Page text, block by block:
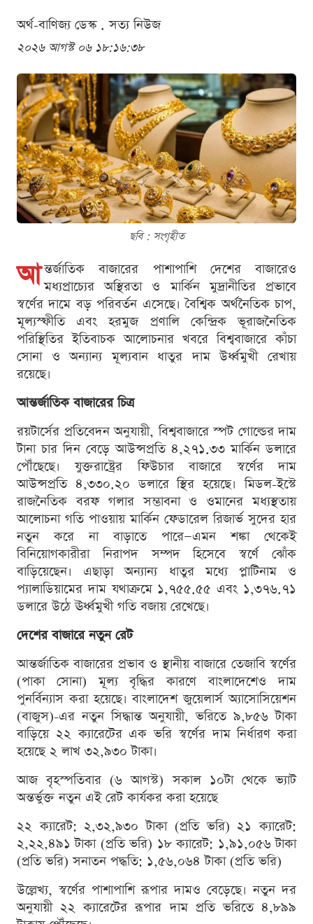
অর্থ-বাণিজ্য ডেস্ক . সত্য নিউজ
২০২৬ আগস্ট ০৬ ১৮:১৬:৩৮
ছবি : সংগৃহীত
আ ন্তর্জাতিক বাজারের পাশাপাশি দেশের বাজারেও
মধ্যপ্রাচ্যের অস্থিরতা ও মার্কিন মুদ্রানীতির প্রভাবে
স্বর্ণের দামে বড় পরিবর্তন এসেছে। বৈশ্বিক অর্থনৈতিক চাপ,
মূল্যস্ফীতি এবং হরমুজ প্রণালি কেন্দ্রিক ভূরাজনৈতিক
পরিস্থিতির ইতিবাচক আলোচনার খবরে বিশ্ববাজারে কাঁচা
সোনা ও অন্যান্য মূল্যবান ধাতুর দাম উর্ধ্বমুখী রেখায়
রয়েছে।
আন্তর্জাতিক বাজারের চিত্র
রয়টার্সের প্রতিবেদন অনুযায়ী, বিশ্ববাজারে স্পট গোল্ডের দাম
টানা চার দিন বেড়ে আউন্সপ্রতি ৪,২৭১.৩৩ মার্কিন ডলারে
পৌঁছেছে। যুক্তরাষ্ট্রের ফিউচার বাজারে স্বর্ণের দাম
আউন্সপ্রতি ৪,৩৩০.২০ ডলারে স্থির হয়েছে। মিডল-ইস্টে
রাজনৈতিক বরফ গলার সম্ভাবনা ও ওমানের মধ্যস্থতায়
আলোচনা গতি পাওয়ায় মার্কিন ফেডারেল রিজার্ভ সুদের হার
নতুন করে না বাড়াতে পারে—এমন শঙ্কা থেকেই
বিনিয়োগকারীরা নিরাপদ সম্পদ হিসেবে স্বর্ণে ঝোঁক
বাড়িয়েছেন। এছাড়া অন্যান্য ধাতুর মধ্যে প্লাটিনাম ও
প্যালাডিয়ামের দাম যথাক্রমে ১,৭৫৫.৫৫ এবং ১,৩৭৬.৭১
ডলারে উঠে ঊর্ধ্বমুখী গতি বজায় রেখেছে।
দেশের বাজারে নতুন রেট
আন্তর্জাতিক বাজারের প্রভাব ও স্থানীয় বাজারে তেজাবি স্বর্ণের
(পাকা সোনা) মূল্য বৃদ্ধির কারণে বাংলাদেশেও দাম
পুনর্বিন্যাস করা হয়েছে। বাংলাদেশ জুয়েলার্স অ্যাসোসিয়েশন
(বাজুস)-এর নতুন সিদ্ধান্ত অনুযায়ী, ভরিতে ৯,৮৫৬ টাকা
বাড়িয়ে ২২ ক্যারেটের এক ভরি স্বর্ণের দাম নির্ধারণ করা
হয়েছে ২ লাখ ৩২,৯৩০ টাকা।
আজ বৃহস্পতিবার (৬ আগস্ট) সকাল ১০টা থেকে ভ্যাট
অন্তর্ভুক্ত নতুন এই রেট কার্যকর করা হয়েছে
২২ ক্যারেট: ২,৩২,৯৩০ টাকা (প্রতি ভরি) ২১ ক্যারেট:
২,২২,৪৯১ টাকা (প্রতি ভরি) ১৮ ক্যারেট: ১,৯১,০৫৬ টাকা
(প্রতি ভরি) সনাতন পদ্ধতি: ১,৫৬,০৬৪ টাকা (প্রতি ভরি)
উল্লেখ্য, স্বর্ণের পাশাপাশি রূপার দামও বেড়েছে। নতুন দর
অনুযায়ী ২২ ক্যারেটের রূপার দাম প্রতি ভরিতে ৪,৮৯৯